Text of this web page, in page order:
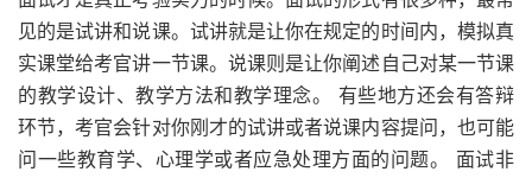
见的是试讲和说课。试讲就是让你在规定的时间内，模拟真
实课堂给考官讲一节课。说课则是让你阐述自己对某一节课
的教学设计、教学方法和教学理念。 有些地方还会有答辩
环节，考官会针对你刚才的试讲或者说课内容提问，也可能
问一些教育学、心理学或者应急处理方面的问题。 面试非